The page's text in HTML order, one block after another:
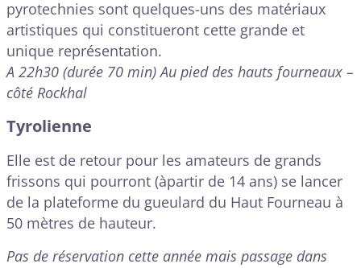
pyrotechnies sont quelques-uns des matériaux
artistiques qui constitueront cette grande et
unique représentation.
A 22h30 (durée 70 min) Au pied des hauts fourneaux –
côté Rockhal
Tyrolienne
Elle est de retour pour les amateurs de grands
frissons qui pourront (àpartir de 14 ans) se lancer
de la plateforme du gueulard du Haut Fourneau à
50 mètres de hauteur.
Pas de réservation cette année mais passage dans